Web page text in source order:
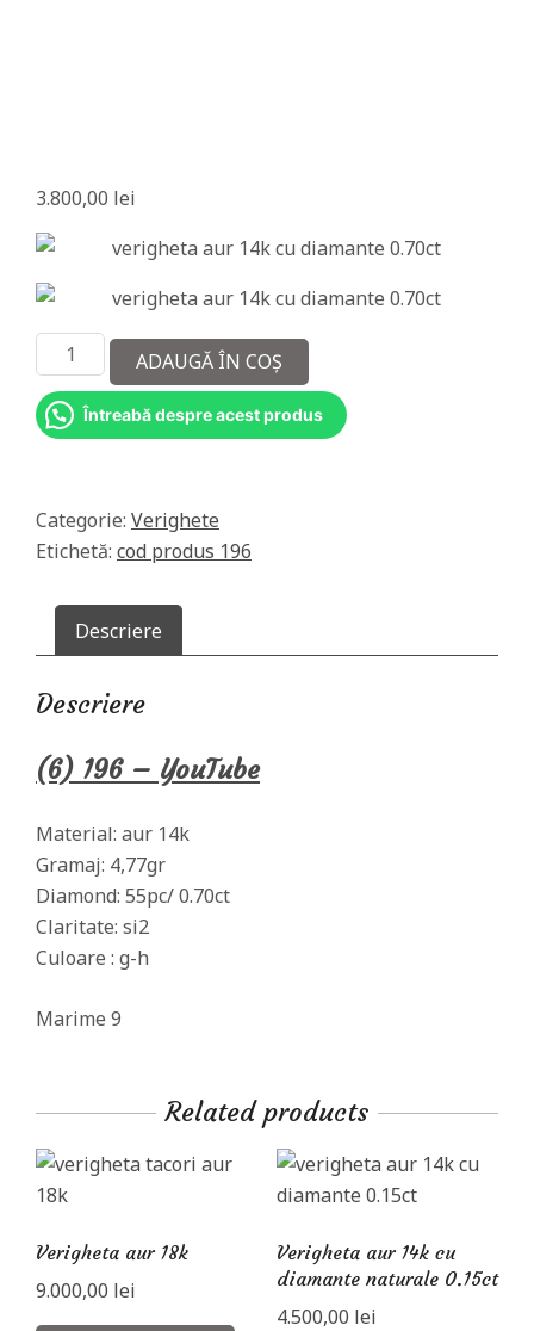
3.800,00 lei
Cantitate
Verigheta
aur
14k
0.70ct
ADAUGĂ ÎN COȘ
Întreabă despre acest produs
Categorie: Verighete
Etichetă: cod produs 196
Descriere
Descriere
(6) 196 – YouTube
Material: aur 14k
Gramaj: 4,77gr
Diamond: 55pc/ 0.70ct
Claritate: si2
Culoare : g-h
Marime 9
Related products
Verigheta aur 18k
9.000,00 lei
Verigheta aur 14k cu
diamante naturale 0.15ct
4.500,00 lei